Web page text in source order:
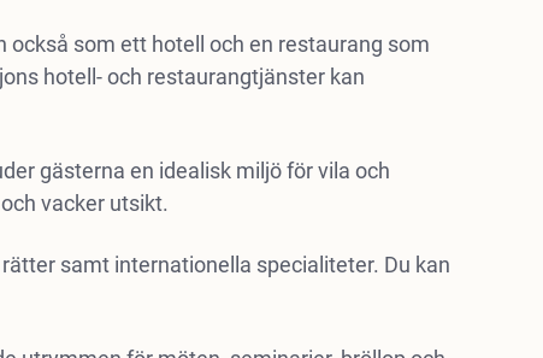
också som ett hotell och en restaurang som
hotell- och restaurangtjänster kan
gästerna en idealisk miljö för vila och
vacker utsikt.
samt internationella specialiteter. Du kan